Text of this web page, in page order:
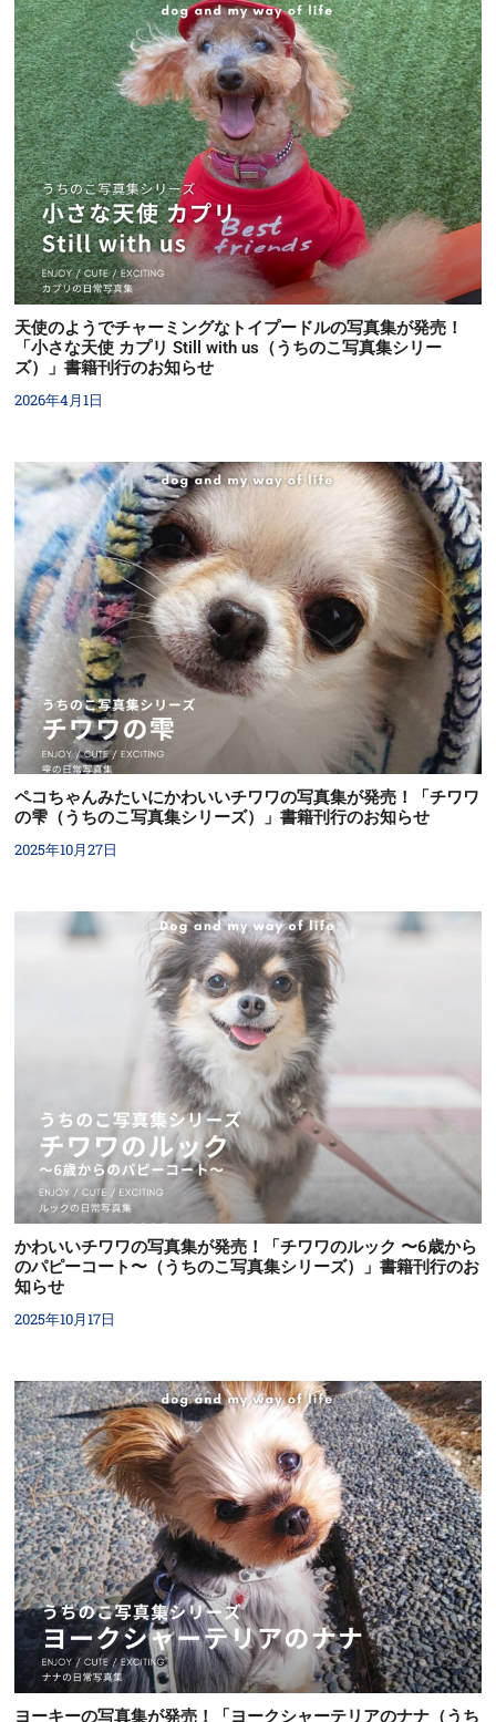
天使のようでチャーミングなトイプードルの写真集が発売！
「小さな天使 カプリ Still with us（うちのこ写真集シリー
ズ）」書籍刊行のお知らせ
2026年4月1日
ペコちゃんみたいにかわいいチワワの写真集が発売！「チワワ
の雫（うちのこ写真集シリーズ）」書籍刊行のお知らせ
2025年10月27日
かわいいチワワの写真集が発売！「チワワのルック 〜6歳から
のパピーコート〜（うちのこ写真集シリーズ）」書籍刊行のお
知らせ
2025年10月17日
ヨーキーの写真集が発売！「ヨークシャーテリアのナナ（うち